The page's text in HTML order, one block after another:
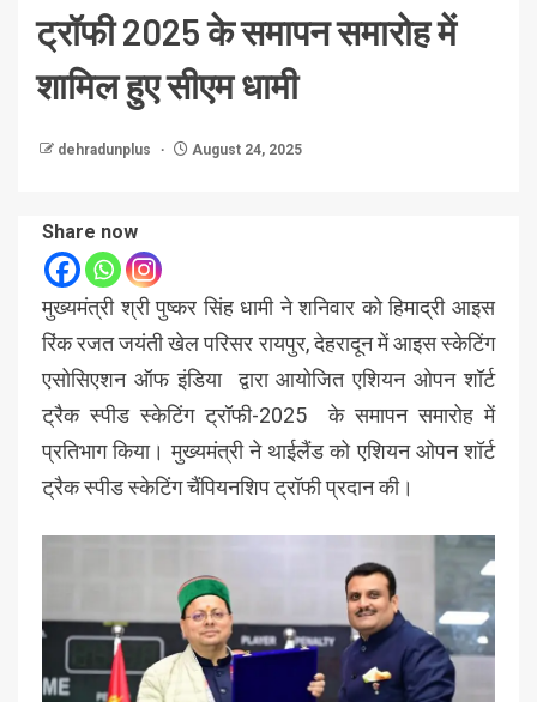
ट्रॉफी 2025 के समापन समारोह में
शामिल हुए सीएम धामी
dehradunplus August 24, 2025
Share now
मुख्यमंत्री श्री पुष्कर सिंह धामी ने शनिवार को हिमाद्री आइस
रिंक रजत जयंती खेल परिसर रायपुर, देहरादून में आइस स्केटिंग
एसोसिएशन ऑफ इंडिया द्वारा आयोजित एशियन ओपन शॉर्ट
ट्रैक स्पीड स्केटिंग ट्रॉफी-2025 के समापन समारोह में
प्रतिभाग किया। मुख्यमंत्री ने थाईलैंड को एशियन ओपन शॉर्ट
ट्रैक स्पीड स्केटिंग चैंपियनशिप ट्रॉफी प्रदान की।